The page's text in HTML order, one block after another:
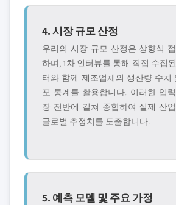
4. 시장 규모 산정
우리의 시장 규모 산정은 상향식
하며, 1차 인터뷰를 통해 직접 수집
터와 함께 제조업체의 생산량 수치
포 통계를 활용합니다. 이러한 입
장 전반에 걸쳐 종합하여 실제 산
글로벌 추정치를 도출합니다.
5. 예측 모델 및 주요 가정